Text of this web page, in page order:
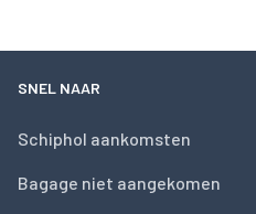
SNEL NAAR
Schiphol aankomsten
Bagage niet aangekomen